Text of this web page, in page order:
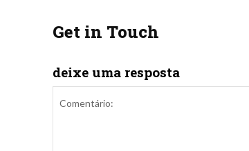
Get in Touch
deixe uma resposta